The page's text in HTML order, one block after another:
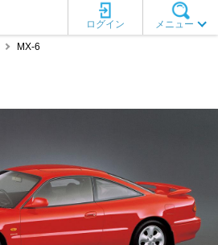
メニュー
ログイン
MX-6